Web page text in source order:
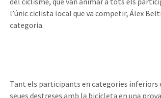
l’únic ciclista local que va competir, Álex
categoria.
Tant els participants en categories
seues destreses amb la bicicleta en una